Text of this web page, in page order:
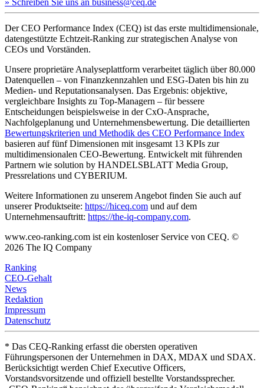
Der CEO Performance Index (CEQ) ist das erste multidimensionale,
datengestützte Echtzeit-Ranking zur strategischen Analyse von
CEOs und Vorständen.
Unsere proprietäre Analyseplattform verarbeitet täglich über 80.000
Datenquellen – von Finanzkennzahlen und ESG-Daten bis hin zu
Medien- und Reputationsanalysen. Das Ergebnis: objektive,
vergleichbare Insights zu Top-Managern – für bessere
Entscheidungen beispielsweise in der CxO-Ansprache,
Nachfolgeplanung und Unternehmensbewertung. Die detaillierten
Bewertungskriterien und Methodik des CEO Performance Index
basieren auf fünf Dimensionen mit insgesamt 13 KPIs zur
multidimensionalen CEO-Bewertung. Entwickelt mit führenden
Partnern wie solution by HANDELSBLATT Media Group,
Pressrelations und CYBERIUM.
Weitere Informationen zu unserem Angebot finden Sie auch auf
unserer Produktseite: https://hiceq.com und auf dem
Unternehmensauftritt: https://the-iq-company.com.
www.ceo-ranking.com ist ein kostenloser Service von CEQ. ©
2026 The IQ Company
Ranking
CEO-Gehalt
News
Redaktion
Impressum
Datenschutz
* Das CEQ-Ranking erfasst die obersten operativen
Führungspersonen der Unternehmen in DAX, MDAX und SDAX.
Berücksichtigt werden Chief Executive Officers,
Vorstandsvorsitzende und offiziell bestellte Vorstandssprecher.